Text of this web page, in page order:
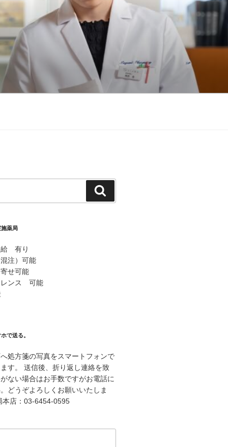
索
薬局
給 有り
注）可能
せ可能
レンス 可能
で送る。
処方箋の写真をスマートフォンで
す。 送信後、折り返し連絡を致
ない場合はお手数ですがお電話に
どうぞよろしくお願いいたしま
本店：03-6454-0595